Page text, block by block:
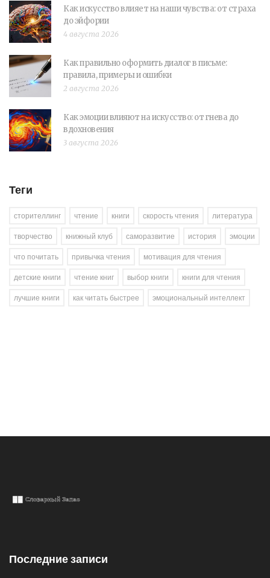
Как искусство влияет на наши чувства: от страха
до эйфории
4 августа 2026
Как правильно оформить диалог в письме:
правила, примеры и ошибки
2 августа 2026
Как эмоции влияют на искусство: от гнева до
вдохновения
3 августа 2026
Теги
сторителлинг чтение книги скорость чтения
литература
творчество
книжный клуб саморазвитие история
эмоции
что почитать
привычка чтения
мотивация для чтения
детские книги
чтение книг выбор книги
книги для чтения
лучшие книги
как читать быстрее эмоциональный интеллект
Последние записи